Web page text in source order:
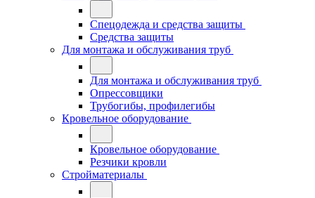
Спецодежда и средства защиты
Средства защиты
Для монтажа и обслуживания труб
Для монтажа и обслуживания труб
Опрессовщики
Трубогибы, профилегибы
Кровельное оборудование
Кровельное оборудование
Резчики кровли
Стройматериалы